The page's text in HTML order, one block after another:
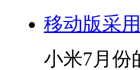
移动版采
小米7月份